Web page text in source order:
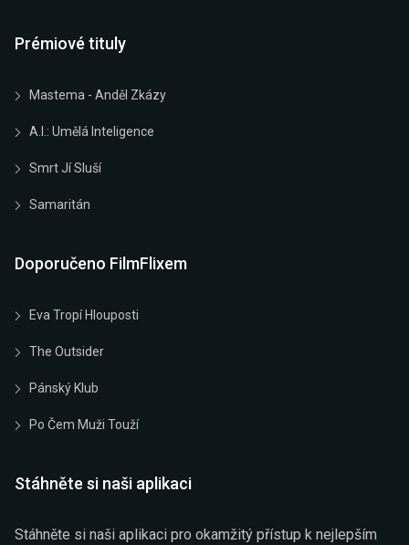
Prémiové tituly
Mastema - Anděl Zkázy
A.I.: Umělá Inteligence
Smrt Jí Sluší
Samaritán
Doporučeno FilmFlixem
Eva Tropí Hlouposti
The Outsider
Pánský Klub
Po Čem Muži Touží
Stáhněte si naši aplikaci
Stáhněte si naši aplikaci pro okamžitý přístup k nejlepším